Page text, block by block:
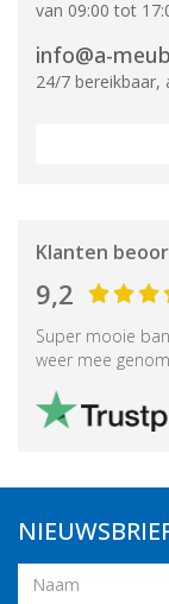
van 09:00 tot
info@a-
24/7 bereikbaar,
Klanten
9,2
Super mooie
weer mee
Naam